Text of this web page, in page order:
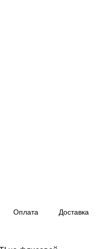
Оплата Доставка